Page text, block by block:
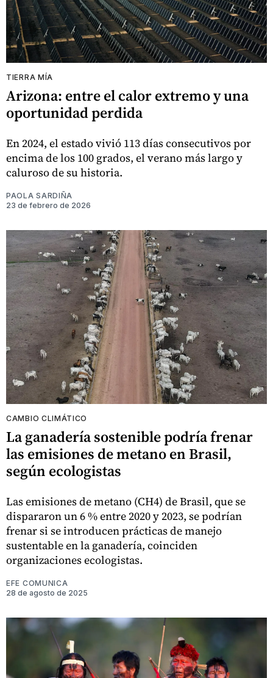
TIERRA MÍA
Arizona: entre el calor extremo y una
oportunidad perdida
En 2024, el estado vivió 113 días consecutivos por
encima de los 100 grados, el verano más largo y
caluroso de su historia.
PAOLA SARDIÑA
23 de febrero de 2026
CAMBIO CLIMÁTICO
La ganadería sostenible podría frenar
las emisiones de metano en Brasil,
según ecologistas
Las emisiones de metano (CH4) de Brasil, que se
dispararon un 6 % entre 2020 y 2023, se podrían
frenar si se introducen prácticas de manejo
sustentable en la ganadería, coinciden
organizaciones ecologistas.
EFE COMUNICA
28 de agosto de 2025